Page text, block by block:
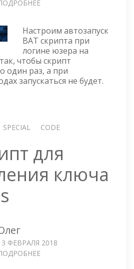
СКРИПТА
ПРИ
ЛОГИНЕ
НА
СЕРВЕР
Настроим автозапуск
BAT скрипта при
логине юзера на
чтобы скрипт
один раз, а при
запускаться не будет.
SPECIAL CODE
для
ключа
ФЕВРАЛЯ 2018